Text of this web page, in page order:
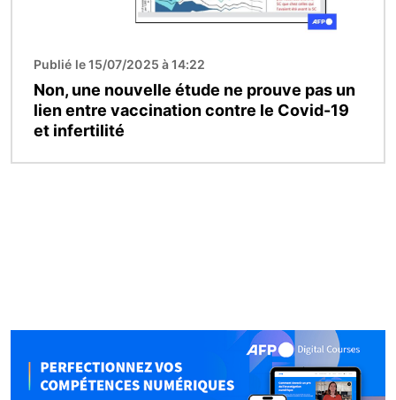
Publié le 15/07/2025 à 14:22
Non, une nouvelle étude ne prouve pas un
lien entre vaccination contre le Covid-19
et infertilité